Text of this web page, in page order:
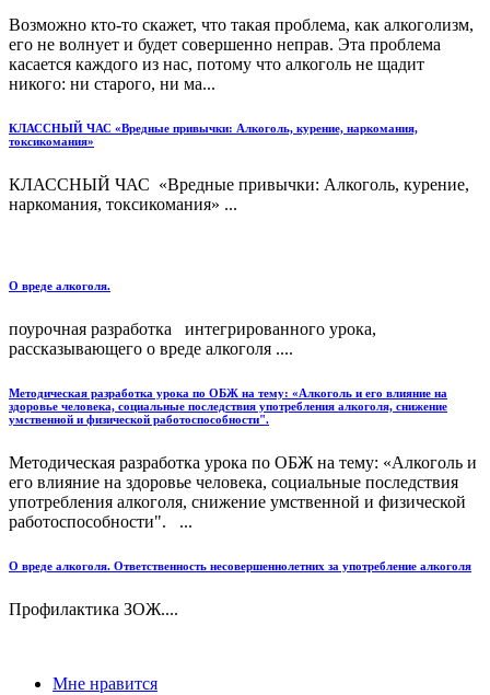
Возможно кто-то скажет, что такая проблема, как алкоголизм,
его не волнует и будет совершенно неправ. Эта проблема
касается каждого из нас, потому что алкоголь не щадит
никого: ни старого, ни ма...
КЛАССНЫЙ ЧАС «Вредные привычки: Алкоголь, курение, наркомания,
токсикомания»
КЛАССНЫЙ ЧАС «Вредные привычки: Алкоголь, курение,
наркомания, токсикомания» ...
О вреде алкоголя.
поурочная разработка интегрированного урока,
рассказывающего о вреде алкоголя ....
Методическая разработка урока по ОБЖ на тему: «Алкоголь и его влияние на
здоровье человека, социальные последствия употребления алкоголя, снижение
умственной и физической работоспособности".
Методическая разработка урока по ОБЖ на тему: «Алкоголь и
его влияние на здоровье человека, социальные последствия
употребления алкоголя, снижение умственной и физической
работоспособности". ...
О вреде алкоголя. Ответственность несовершеннолетних за употребление алкоголя
Профилактика ЗОЖ....
Мне нравится